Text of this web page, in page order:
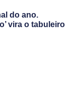
do ano.
vira o tabuleiro